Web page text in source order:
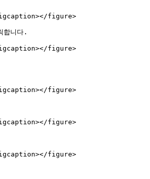
figure>
합니다.
figure>
figure>
figure>